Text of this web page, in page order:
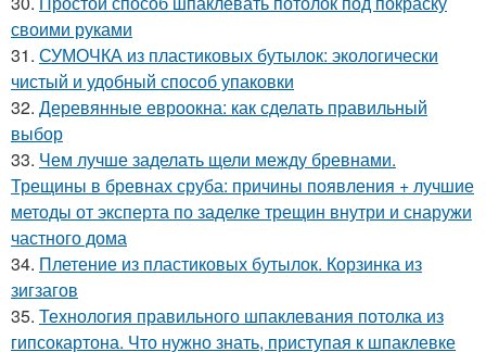
своими руками
31. СУМОЧКА из пластиковых бутылок: экологически
чистый и удобный способ упаковки
32. Деревянные евроокна: как сделать правильный
выбор
33. Чем лучше заделать щели между бревнами.
Трещины в бревнах сруба: причины появления + лучшие
методы от эксперта по заделке трещин внутри и снаружи
частного дома
34. Плетение из пластиковых бутылок. Корзинка из
зигзагов
35. Технология правильного шпаклевания потолка из
гипсокартона. Что нужно знать, приступая к шпаклевке